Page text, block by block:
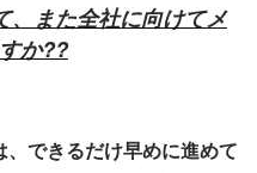
、また全社に向けてメ
か??
できるだけ早めに進めて